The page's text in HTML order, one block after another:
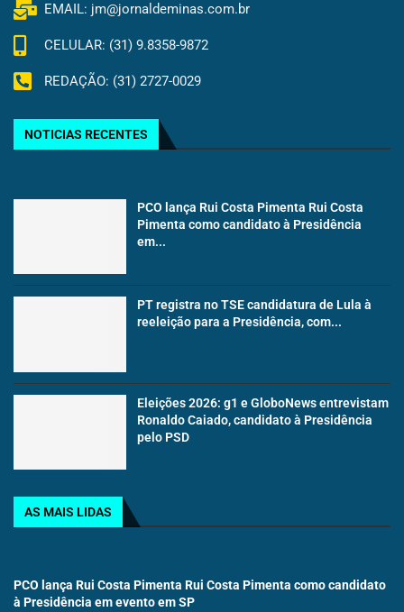
EMAIL: jm@jornaldeminas.com.br
CELULAR: (31) 9.8358-9872
REDAÇÃO: (31) 2727-0029
NOTICIAS RECENTES
PCO lança Rui Costa Pimenta Rui Costa
Pimenta como candidato à Presidência
em...
PT registra no TSE candidatura de Lula à
reeleição para a Presidência, com...
Eleições 2026: g1 e GloboNews entrevistam
Ronaldo Caiado, candidato à Presidência
pelo PSD
AS MAIS LIDAS
PCO lança Rui Costa Pimenta Rui Costa Pimenta como candidato
à Presidência em evento em SP